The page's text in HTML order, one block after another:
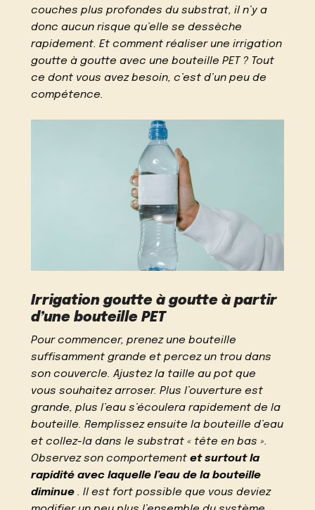
couches plus profondes du substrat, il n’y a
donc aucun risque qu’elle se dessèche
rapidement. Et comment réaliser une irrigation
goutte à goutte avec une bouteille PET ? Tout
ce dont vous avez besoin, c’est d’un peu de
compétence.
Irrigation goutte à goutte à partir
d’une bouteille PET
Pour commencer, prenez une bouteille
suffisamment grande et percez un trou dans
son couvercle. Ajustez la taille au pot que
vous souhaitez arroser. Plus l’ouverture est
grande, plus l’eau s’écoulera rapidement de la
bouteille. Remplissez ensuite la bouteille d’eau
et collez-la dans le substrat « tête en bas ».
Observez son comportementet surtout la
rapidité avec laquelle l’eau de la bouteille
diminue . Il est fort possible que vous deviez